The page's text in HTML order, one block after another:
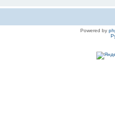
Powered by